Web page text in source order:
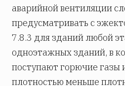
аварийной вентиляции
предусматривать с
7.8.3 для зданий любой
одноэтажных зданий, в
поступают горючие газы
плотностью меньше